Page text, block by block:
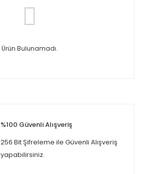
Ürün Bulunamadı.
%100 Güvenli Alışveriş
256 Bit Şifreleme ile Güvenli Alışveriş
yapabilirsiniz.